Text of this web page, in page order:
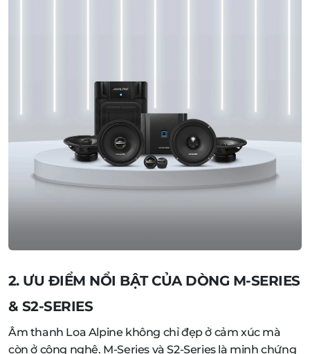
2. ƯU ĐIỂM NỔI BẬT CỦA DÒNG M-SERIES
& S2-SERIES
Âm thanh Loa Alpine không chỉ đẹp ở cảm xúc mà
còn ở công nghệ. M-Series và S2-Series là minh chứng